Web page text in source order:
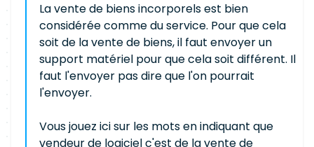
La vente de biens incorporels est bien
considérée comme du service. Pour que cela
soit de la vente de biens, il faut envoyer un
support matériel pour que cela soit différent. Il
faut l'envoyer pas dire que l'on pourrait
l'envoyer.
Vous jouez ici sur les mots en indiquant que
vendeur de logiciel c'est de la vente de